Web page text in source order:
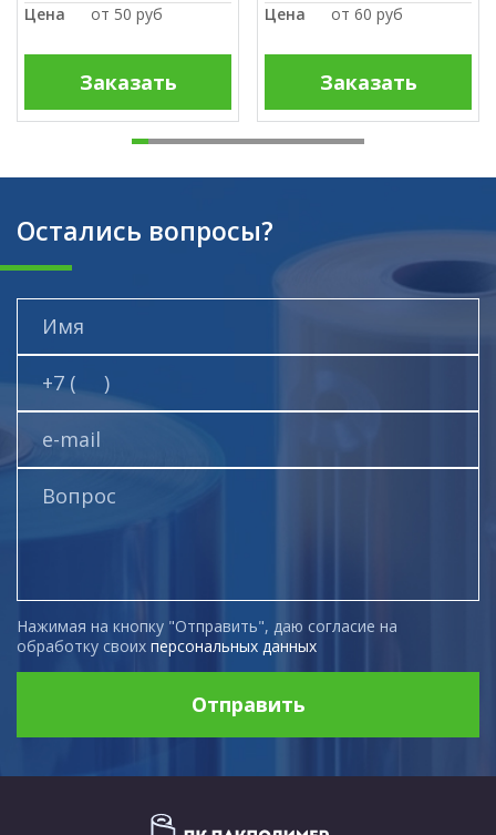
Цена
от 50 руб
Заказать
Цена
от 60 руб
Заказать
Остались вопросы?
Нажимая на кнопку "Отправить", даю согласие на
обработку своих персональных данных
Отправить